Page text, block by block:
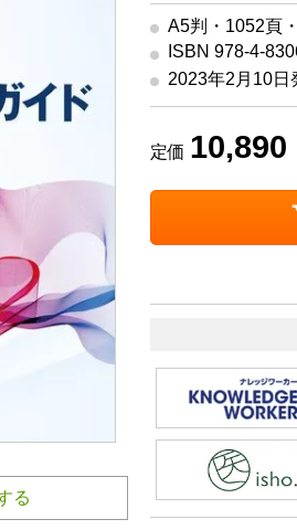
る
A5判・1052頁
ISBN 978-4-
2023年2月10日
定価 10,890